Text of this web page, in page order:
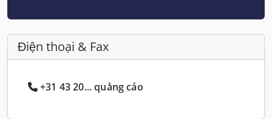
Điện thoại & Fax
+31 43 20... quảng cáo